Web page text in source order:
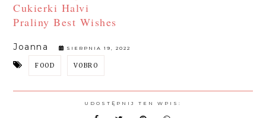
Cukierki Halvi
Praliny Best Wishes
Joanna SIERPNIA 19, 2022
FOOD VOBRO
UDOSTĘPNIJ TEN WPIS: